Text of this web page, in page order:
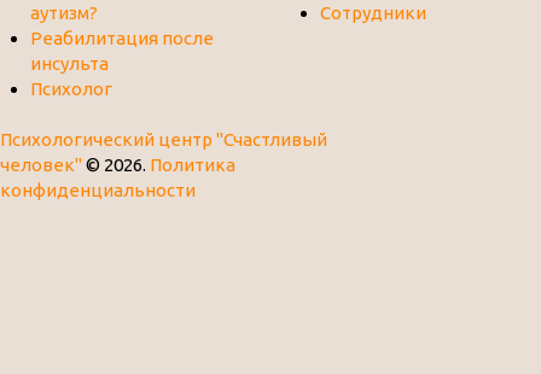
аутизм?
Реабилитация после
инсульта
Психолог
Сотрудники
Психологический центр "Счастливый
человек"© 2026. Политика
конфиденциальности